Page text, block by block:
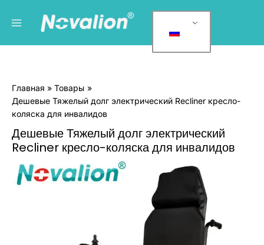
содержанию
Главное
меню
а
о
р
и
Главная
Товары
Дешевые Тяжелый долг электрический Recliner кресло-
коляска для инвалидов
Дешевые Тяжелый долг электрический
Recliner кресло-коляска для инвалидов
Количество
Cheap
Heavy